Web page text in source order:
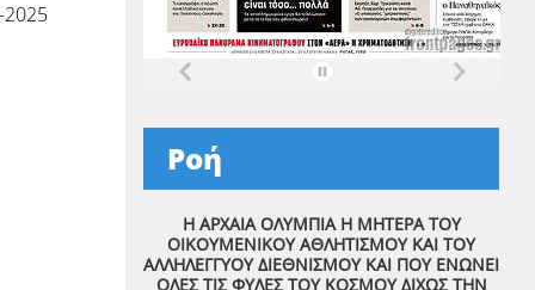
2025
Ροή
Η ΑΡΧΑΙΑ ΟΛΥΜΠΙΑ Η ΜΗΤΕΡΑ ΤΟΥ
ΟΙΚΟΥΜΕΝΙΚΟΥ ΑΘΛΗΤΙΣΜΟΥ ΚΑΙ ΤΟΥ
ΑΛΛΗΛΕΓΓΥΟΥ ΔΙΕΘΝΙΣΜΟΥ ΚΑΙ ΠΟΥ ΕΝΩΝΕΙ
ΟΛΕΣ ΤΙΣ ΦΥΛΕΣ ΤΟΥ ΚΟΣΜΟΥ ΔΙΧΩΣ ΤΗΝ